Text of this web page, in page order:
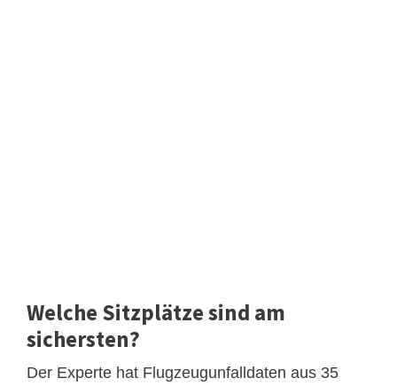
Welche Sitzplätze sind am
sichersten?
Der Experte hat Flugzeugunfalldaten aus 35